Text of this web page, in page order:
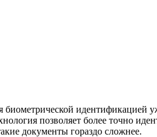
биометрической идентификацией
позволяет более точно
документы гораздо сложнее.